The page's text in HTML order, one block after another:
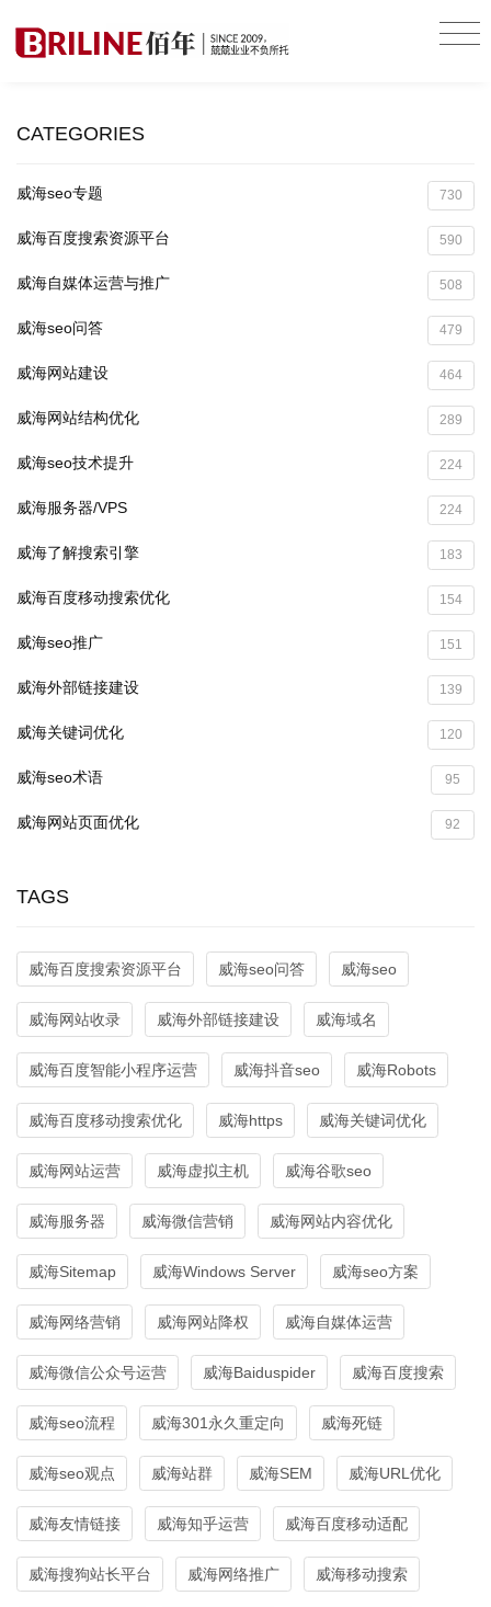
CATEGORIES
威海seo专题 730
威海百度搜索资源平台 590
威海自媒体运营与推广 508
威海seo问答 479
威海网站建设 464
威海网站结构优化 289
威海seo技术提升 224
威海服务器/VPS 224
威海了解搜索引擎 183
威海百度移动搜索优化 154
威海seo推广 151
威海外部链接建设 139
威海关键词优化 120
威海seo术语 95
威海网站页面优化 92
TAGS
威海百度搜索资源平台 威海seo问答 威海seo
威海网站收录 威海外部链接建设 威海域名
威海百度智能小程序运营 威海抖音seo 威海Robots
威海百度移动搜索优化 威海https 威海关键词优化
威海网站运营 威海虚拟主机 威海谷歌seo
威海服务器 威海微信营销 威海网站内容优化
威海Sitemap 威海Windows Server 威海seo方案
威海网络营销 威海网站降权 威海自媒体运营
威海微信公众号运营 威海Baiduspider 威海百度搜索
威海seo流程 威海301永久重定向 威海死链
威海seo观点 威海站群 威海SEM 威海URL优化
威海友情链接 威海知乎运营 威海百度移动适配
威海搜狗站长平台 威海网络推广 威海移动搜索